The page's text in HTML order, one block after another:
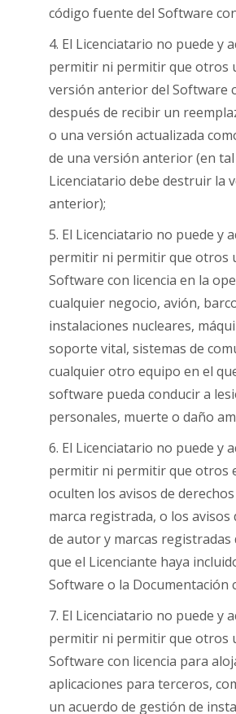
código fuente del Software
4. El Licenciatario no puede y
permitir ni permitir que otros
versión anterior del Software
después de recibir un
o una versión actualizada
de una versión anterior (en tal
Licenciatario debe destruir la
anterior);
5. El Licenciatario no puede y
permitir ni permitir que otros
Software con licencia en la
cualquier negocio, avión,
instalaciones nucleares,
soporte vital, sistemas de
cualquier otro equipo en el
software pueda conducir a
personales, muerte o daño
6. El Licenciatario no puede y
permitir ni permitir que otros
oculten los avisos de
marca registrada, o los avisos
de autor y marcas registradas
que el Licenciante haya
Software o la Documentación
7. El Licenciatario no puede y
permitir ni permitir que otros
Software con licencia para
aplicaciones para terceros,
un acuerdo de gestión de